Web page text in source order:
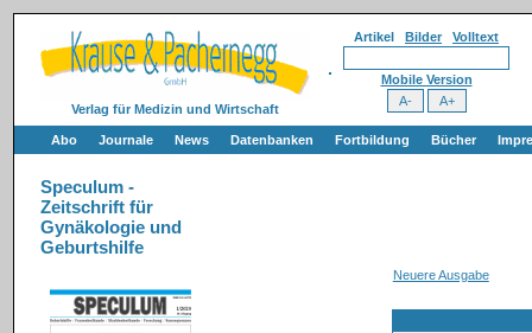
Verlag für Medizin und Wirtschaft
Artikel Bilder Volltext
Mobile Version
Abo Journale News Datenbanken Fortbildung Bücher
Speculum -
Zeitschrift für
Gynäkologie und
Geburtshilfe
Neuere Ausgabe